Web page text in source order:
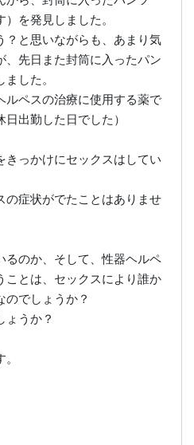
）を発見しました。
？と思いながらも、あまり気
、先日また封筒に入ったパン
した。
ルペスの治療に使用する薬で
出勤した日でした）
きっかけにセックスはしてい
の症状がでたことはありませ
るのか、そして、性器ヘルペ
ことは、セックスにより誰か
のでしょうか？
ょうか？